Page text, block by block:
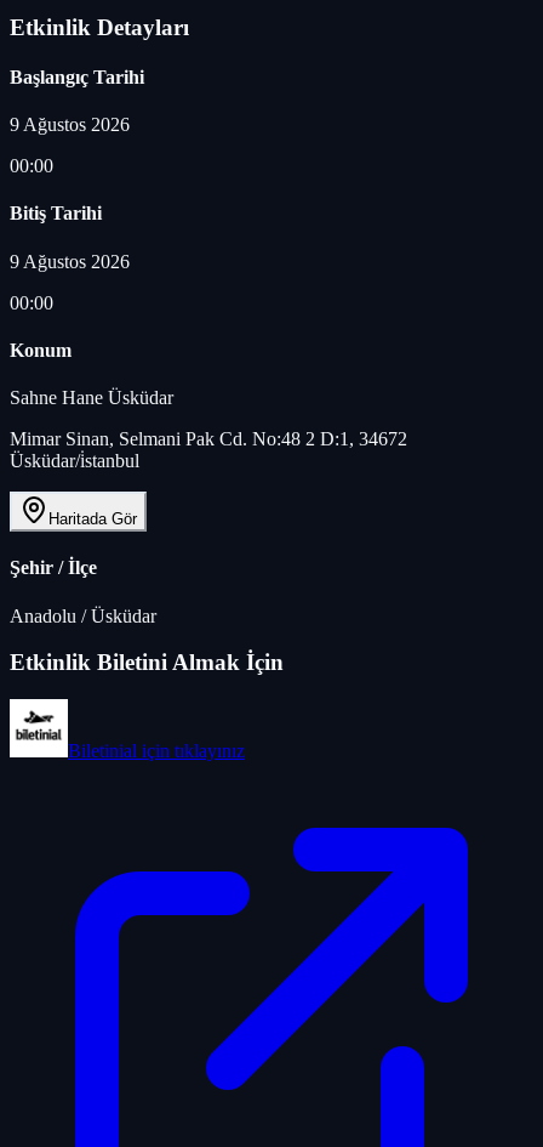
Etkinlik Detayları
Başlangıç Tarihi
9 Ağustos 2026
00:00
Bitiş Tarihi
9 Ağustos 2026
00:00
Konum
Sahne Hane Üsküdar
Mimar Sinan, Selmani Pak Cd. No:48 2 D:1, 34672
Üsküdar/i̇stanbul
Haritada Gör
Şehir / İlçe
Anadolu /Üsküdar
Etkinlik Biletini Almak İçin
Biletinial için tıklayınız